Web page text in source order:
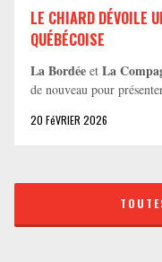
LE CHIARD DÉVOILE
QUÉBÉCOISE
La Bordée et La
de nouveau pour
20 FéVRIER 2026